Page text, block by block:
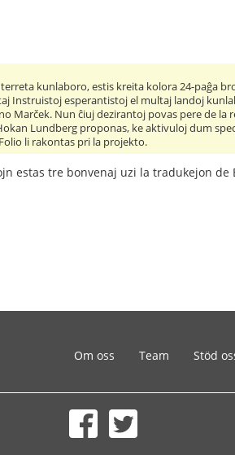
kunlaboro, estis kreita kolora 24-paĝa
Instruistoj esperantistoj el multaj landoj
Marček. Nun ĉiuj dezirantoj povas pere de
Lundberg proponas, ke aktivuloj dum
li rakontas pri la projekto.
estas tre bonvenaj uzi la tradukejon de
Om oss Team Stöd